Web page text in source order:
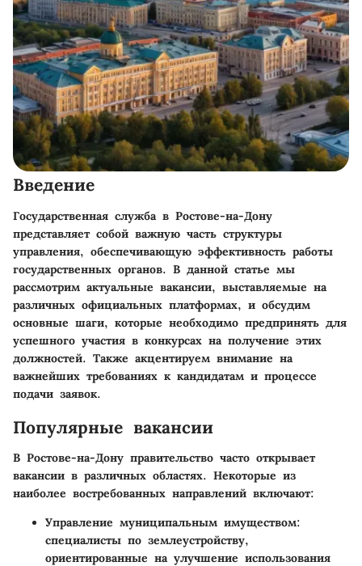
Введение
Государственная служба в Ростове-на-Дону
представляет собой важную часть структуры
управления, обеспечивающую эффективность работы
государственных органов. В данной статье мы
рассмотрим актуальные вакансии, выставляемые на
различных официальных платформах, и обсудим
основные шаги, которые необходимо предпринять для
успешного участия в конкурсах на получение этих
должностей. Также акцентируем внимание на
важнейших требованиях к кандидатам и процессе
подачи заявок.
Популярные вакансии
В Ростове-на-Дону правительство часто открывает
вакансии в различных областях. Некоторые из
наиболее востребованных направлений включают:
Управление муниципальным имуществом:
специалисты по землеустройству,
ориентированные на улучшение использования